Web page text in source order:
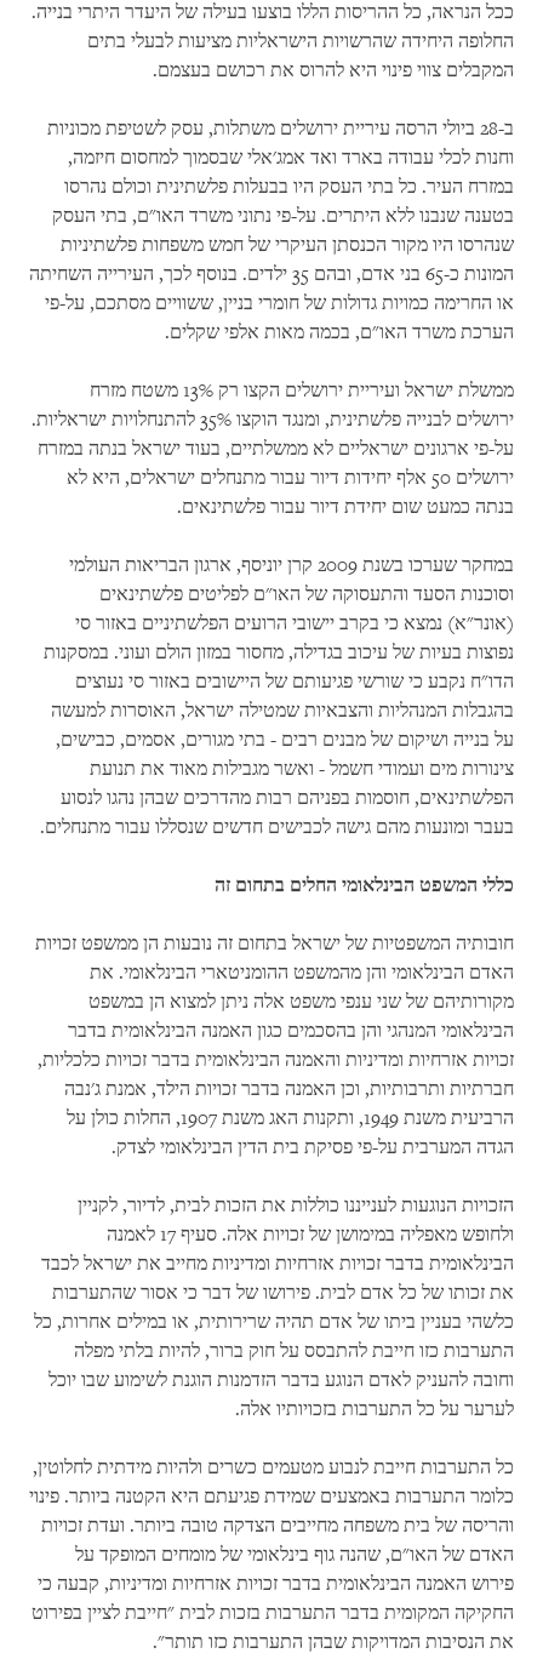
ככל הנראה, כל ההריסות הללו בוצעו בעילה של היעדר היתרי בנייה.
החלופה היחידה שהרשויות הישראליות מציעות לבעלי בתים
המקבלים צווי פינוי היא להרוס את רכושם בעצמם.
ב-28 ביולי הרסה עיריית ירושלים משתלות, עסק לשטיפת מכוניות
וחנות לכלי עבודה בארד ואד אמג'אלי שבסמוך למחסום חיזמה,
במזרח העיר. כל בתי העסק היו בבעלות פלשתינית וכולם נהרסו
בטענה שנבנו ללא היתרים. על-פי נתוני משרד האו"ם, בתי העסק
שנהרסו היו מקור הכנסתן העיקרי של חמש משפחות פלשתיניות
המונות כ-65 בני אדם, ובהם 35 ילדים. בנוסף לכך, העירייה השחיתה
או החרימה כמויות גדולות של חומרי בניין, ששוויים מסתכם, על-פי
הערכת משרד האו"ם, בכמה מאות אלפי שקלים.
ממשלת ישראל ועיריית ירושלים הקצו רק 13% משטח מזרח
ירושלים לבנייה פלשתינית, ומנגד הוקצו 35% להתנחלויות ישראליות.
על-פי ארגונים ישראליים לא ממשלתיים, בעוד ישראל בנתה במזרח
ירושלים 50 אלף יחידות דיור עבור מתנחלים ישראלים, היא לא
בנתה כמעט שום יחידת דיור עבור פלשתינאים.
במחקר שערכו בשנת 2009 קרן יוניסף, ארגון הבריאות העולמי
וסוכנות הסעד והתעסוקה של האו"ם לפליטים פלשתינאים
(אונר"א) נמצא כי בקרב יישובי הרועים הפלשתיניים באזור סי
נפוצות בעיות של עיכוב בגדילה, מחסור במזון הולם ועוני. במסקנות
הדו"ח נקבע כי שורשי פגיעותם של היישובים באזור סי נעוצים
בהגבלות המנהליות והצבאיות שמטילה ישראל, האוסרות למעשה
על בנייה ושיקום של מבנים רבים - בתי מגורים, אסמים, כבישים,
צינורות מים ועמודי חשמל - ואשר מגבילות מאוד את תנועת
הפלשתינאים, חוסמות בפניהם רבות מהדרכים שבהן נהגו לנסוע
בעבר ומונעות מהם גישה לכבישים חדשים שנסללו עבור מתנחלים.
כללי המשפט הבינלאומי החלים בתחום זה
חובותיה המשפטיות של ישראל בתחום זה נובעות הן ממשפט זכויות
האדם הבינלאומי והן מהמשפט ההומניטארי הבינלאומי. את
מקורותיהם של שני ענפי משפט אלה ניתן למצוא הן במשפט
הבינלאומי המנהגי והן בהסכמים כגון האמנה הבינלאומית בדבר
זכויות אזרחיות ומדיניות והאמנה הבינלאומית בדבר זכויות כלכליות,
חברתיות ותרבותיות, וכן האמנה בדבר זכויות הילד, אמנת ג'נבה
הרביעית משנת 1949, ותקנות האג משנת 1907, החלות כולן על
הגדה המערבית על-פי פסיקת בית הדין הבינלאומי לצדק.
הזכויות הנוגעות לענייננו כוללות את הזכות לבית, לדיור, לקניין
ולחופש מאפליה במימושן של זכויות אלה. סעיף 17 לאמנה
הבינלאומית בדבר זכויות אזרחיות ומדיניות מחייב את ישראל לכבד
את זכותו של כל אדם לבית. פירושו של דבר כי אסור שהתערבות
כלשהי בעניין ביתו של אדם תהיה שרירותית, או במילים אחרות, כל
התערבות כזו חייבת להתבסס על חוק ברור, להיות בלתי מפלה
וחובה להעניק לאדם הנוגע בדבר הזדמנות הוגנת לשימוע שבו יוכל
לערער על כל התערבות בזכויותיו אלה.
כל התערבות חייבת לנבוע מטעמים כשרים ולהיות מידתית לחלוטין,
כלומר התערבות באמצעים שמידת פגיעתם היא הקטנה ביותר. פינוי
והריסה של בית משפחה מחייבים הצדקה טובה ביותר. ועדת זכויות
האדם של האו"ם, שהנה גוף בינלאומי של מומחים המופקד על
פירוש האמנה הבינלאומית בדבר זכויות אזרחיות ומדיניות, קבעה כי
החקיקה המקומית בדבר התערבות בזכות לבית "חייבת לציין בפירוט
את הנסיבות המדויקות שבהן התערבות כזו תותר".